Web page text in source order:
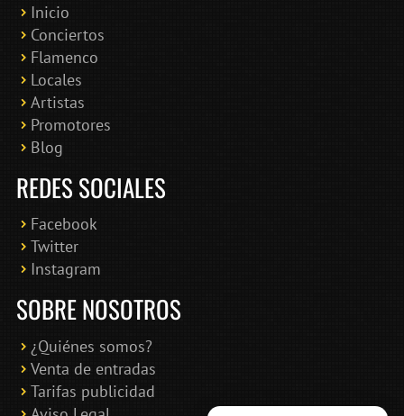
Inicio
Conciertos
Flamenco
Locales
Artistas
Promotores
Blog
REDES SOCIALES
Facebook
Twitter
Instagram
SOBRE NOSOTROS
¿Quiénes somos?
Venta de entradas
Tarifas publicidad